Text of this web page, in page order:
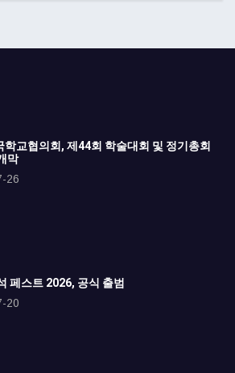
학교협의회, 제44회 학술대회 및 정기총회
막
26
페스트 2026, 공식 출범
20